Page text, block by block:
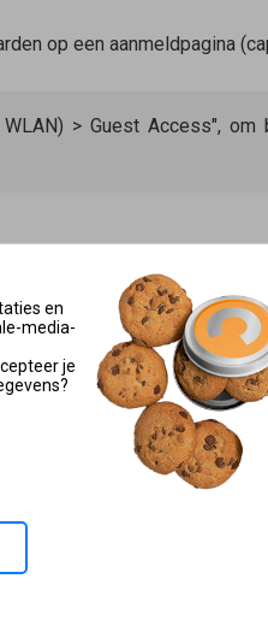
op een aanmeldpagina
> Guest Access",
ouderlijk toezicht van de
bepaalde tijden of het
sleept over de delen
en
media-
je